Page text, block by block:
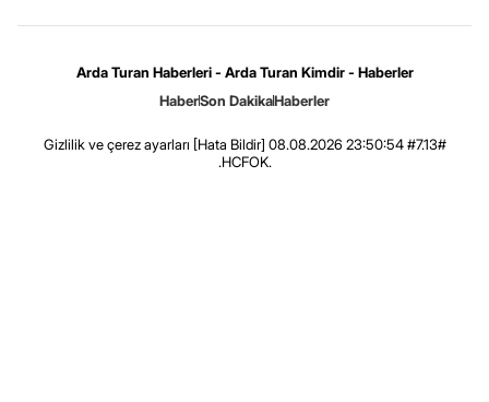
Arda Turan Haberleri - Arda Turan Kimdir - Haberler
HaberSon DakikaHaberler
Gizlilik ve çerez ayarları [Hata Bildir] 08.08.2026 23:50:54 #7.13#
.HCFOK.